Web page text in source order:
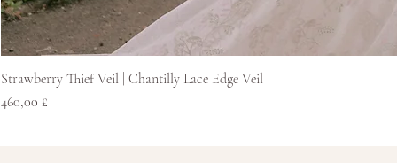
Strawberry Thief Veil | Chantilly Lace Edge Veil
Preis
460,00 £